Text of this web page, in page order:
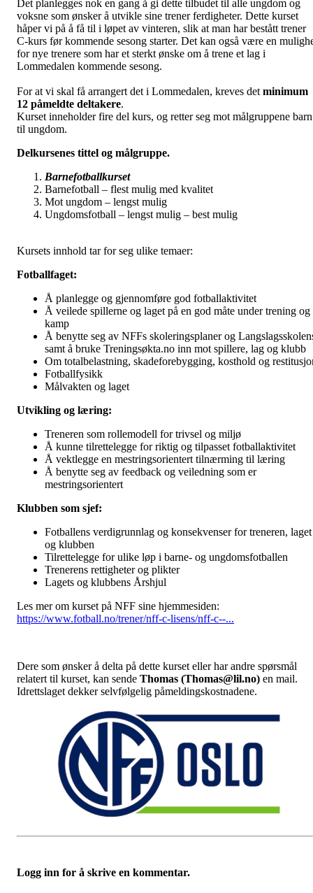
Det planlegges nok en gang å gi dette tilbudet til alle ungdom og
voksne som ønsker å utvikle sine trener ferdigheter. Dette kurset
håper vi på å få til i løpet av vinteren, slik at man har bestått trener
C-kurs før kommende sesong starter. Det kan også være en
for nye trenere som har et sterkt ønske om å trene et lag i
Lommedalen kommende sesong.
For at vi skal få arrangert det i Lommedalen, kreves det minimum
12 påmeldte deltakere.
Kurset inneholder fire del kurs, og retter seg mot målgruppene barn
til ungdom.
Delkursenes tittel og målgruppe.
Barnefotballkurset
Barnefotball – flest mulig med kvalitet
Mot ungdom – lengst mulig
Ungdomsfotball – lengst mulig – best mulig
Kursets innhold tar for seg ulike temaer:
Fotballfaget:
Å planlegge og gjennomføre god fotballaktivitet
Å veilede spillerne og laget på en god måte under trening og
kamp
Å benytte seg av NFFs skoleringsplaner og
samt å bruke Treningsøkta.no inn mot spillere, lag og klubb
Om totalbelastning, skadeforebygging, kosthold og
Fotballfysikk
Målvakten og laget
Utvikling og læring:
Treneren som rollemodell for trivsel og miljø
Å kunne tilrettelegge for riktig og tilpasset fotballaktivitet
Å vektlegge en mestringsorientert tilnærming til læring
Å benytte seg av feedback og veiledning som er
mestringsorientert
Klubben som sjef:
Fotballens verdigrunnlag og konsekvenser for treneren, laget
og klubben
Tilrettelegge for ulike løp i barne- og ungdomsfotballen
Trenerens rettigheter og plikter
Lagets og klubbens Årshjul
Les mer om kurset på NFF sine hjemmesiden:
https://www.fotball.no/trener/nff-c-lisens/nff-c--...
Dere som ønsker å delta på dette kurset eller har andre spørsmål
relatert til kurset, kan sende Thomas (Thomas@lil.no) en mail.
Idrettslaget dekker selvfølgelig påmeldingskostnadene.
Logg inn for å skrive en kommentar.